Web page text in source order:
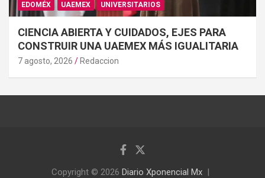
EDOMÉX UAEMEX UNIVERSITARIOS
CIENCIA ABIERTA Y CUIDADOS, EJES PARA
CONSTRUIR UNA UAEMEX MÁS IGUALITARIA
7 agosto, 2026 Redaccion
Copyright © 2026 Diario Xponencial Mx